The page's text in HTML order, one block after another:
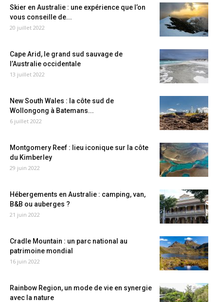
Skier en Australie : une expérience que l’on
vous conseille de...
20 juillet 2022
Cape Arid, le grand sud sauvage de
l’Australie occidentale
13 juillet 2022
New South Wales : la côte sud de
Wollongong à Batemans...
6 juillet 2022
Montgomery Reef : lieu iconique sur la côte
du Kimberley
29 juin 2022
Hébergements en Australie : camping, van,
B&B ou auberges ?
21 juin 2022
Cradle Mountain : un parc national au
patrimoine mondial
16 juin 2022
Rainbow Region, un mode de vie en synergie
avec la nature